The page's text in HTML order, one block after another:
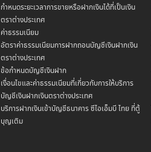
กำหนดระยะเวลาการขายหรือฝากเงินได้ที่เป็นเงิน
ตราต่างประเทศ
ค่าธรรมเนียม
อัตราค่าธรรมเนียมการฝากถอนบัญชีเงินฝากเงิน
ตราต่างประเทศ
ข้อกำหนดบัญชีเงินฝาก
เงื่อนไขและค่าธรรมเนียมที่เกี่ยวกับการให้บริการ
บัญชีเงินฝากเงินตราต่างประเทศ
บริการฝากเงินเข้าบัญชีธนาคาร ซีไอเอ็มบี ไทย ที่ตู้
บุญเติม